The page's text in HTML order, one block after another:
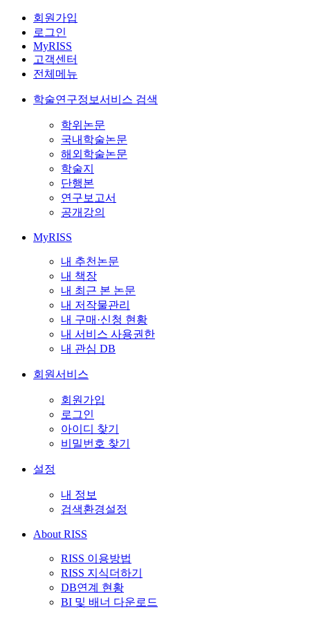
회원가입
로그인
MyRISS
고객센터
전체메뉴
학술연구정보서비스 검색
학위논문
국내학술논문
해외학술논문
학술지
단행본
연구보고서
공개강의
MyRISS
내 추천논문
내 책장
내 최근 본 논문
내 저작물관리
내 구매·신청 현황
내 서비스 사용권한
내 관심 DB
회원서비스
회원가입
로그인
아이디 찾기
비밀번호 찾기
설정
내 정보
검색환경설정
About RISS
RISS 이용방법
RISS 지식더하기
DB연계 현황
BI 및 배너 다운로드